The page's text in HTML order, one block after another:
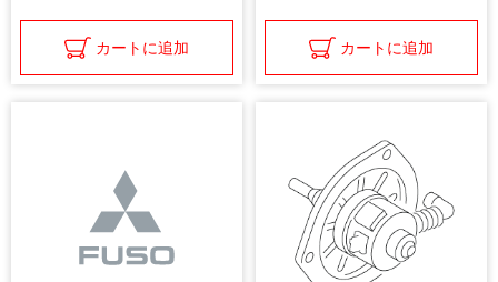
カートに追加 カートに追加